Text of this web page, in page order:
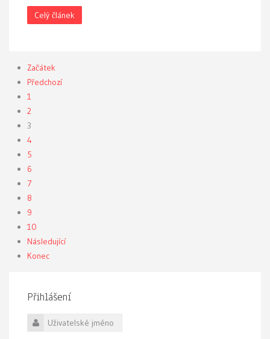
Celý článek
Začátek
Předchozí
1
2
3
4
5
6
7
8
9
10
Následující
Konec
Přihlášení
Uživatelské jméno